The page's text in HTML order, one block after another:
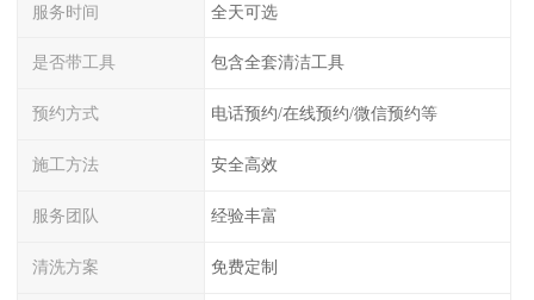
服务时间 全天可选
是否带工具 包含全套清洁工具
预约方式 电话预约/在线预约/微信预约等
施工方法 安全高效
服务团队 经验丰富
清洗方案 免费定制